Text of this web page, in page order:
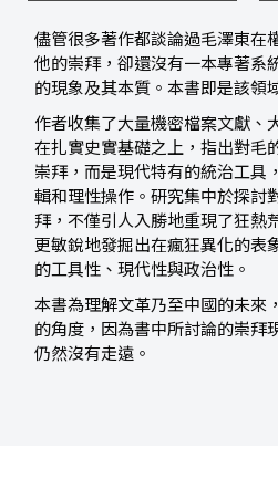
儘管很多著作都談論過毛澤東在
他的崇拜，卻還沒有一本專著系
的現象及其本質。本書即是該領
作者收集了大量機密檔案文獻、
在扎實史實基礎之上，指出對毛
崇拜，而是現代特有的統治工具
輯和理性操作。研究集中於探討
拜，不僅引人入勝地重現了狂熱
更敏銳地發掘出在瘋狂異化的表
的工具性、現代性與政治性。
本書為理解文革乃至中國的未來
的角度，因為書中所討論的崇拜
仍然沒有走遠。